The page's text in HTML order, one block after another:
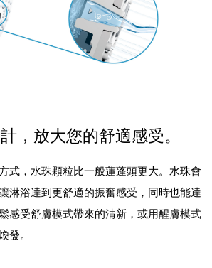
，放大您的舒適感受。
式，水珠顆粒比一般蓮蓬頭更大。水珠會
淋浴達到更舒適的振奮感受，同時也能達
感受舒膚模式帶來的清新，或用醒膚模式
發。